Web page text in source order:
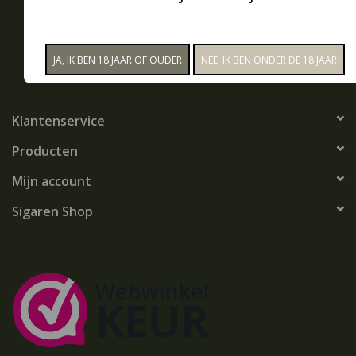
Aanbiedingen
Koffie en thee
Klantenservice
Producten
Mijn account
Sigaren Shop